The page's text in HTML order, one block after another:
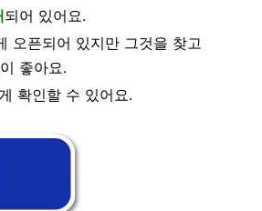
되어 있어요.
오픈되어 있지만 그것을 찾고
좋아요.
확인할 수 있어요.